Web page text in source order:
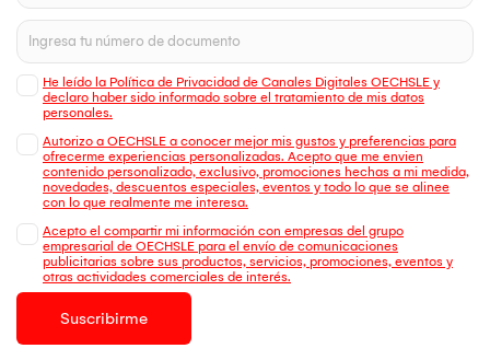
He leído la Política de Privacidad de Canales Digitales OECHSLE y
declaro haber sido informado sobre el tratamiento de mis datos
personales.
Autorizo a OECHSLE a conocer mejor mis gustos y preferencias para
ofrecerme experiencias personalizadas. Acepto que me envien
contenido personalizado, exclusivo, promociones hechas a mi medida,
novedades, descuentos especiales, eventos y todo lo que se alinee
con lo que realmente me interesa.
Acepto el compartir mi información con empresas del grupo
empresarial de OECHSLE para el envío de comunicaciones
publicitarias sobre sus productos, servicios, promociones, eventos y
otras actividades comerciales de interés.
Suscribirme